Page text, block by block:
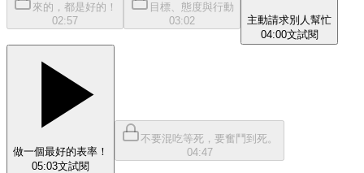
來的，都是好的！
02:57
目標、態度與行動
03:02
主動請求別人幫忙
04:00文試閱
做一個最好的表率！
05:03文試閱
不要混吃等死，要奮鬥到死。
04:47